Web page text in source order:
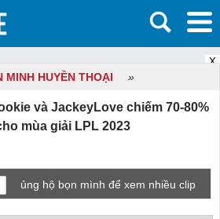
X
MINH HUYỀN THOẠI »
và JackeyLove chiếm 70-80%
mùa giải LPL 2023
ủng hộ bọn mình để xem nhiều clip